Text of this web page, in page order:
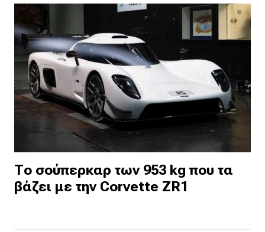
Το σούπερκαρ των 953 kg που τα
βάζει με την Corvette ZR1